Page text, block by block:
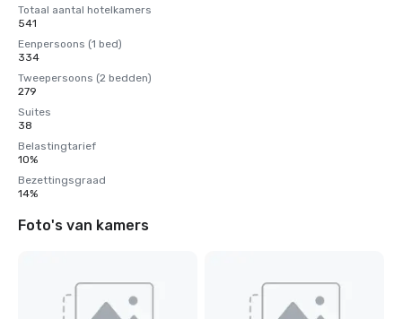
Totaal aantal hotelkamers
541
Eenpersoons (1 bed)
334
Tweepersoons (2 bedden)
279
Suites
38
Belastingtarief
10%
Bezettingsgraad
14%
Foto's van kamers